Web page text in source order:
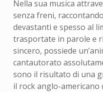
Nella sua musica
senza freni,
devastanti e spesso al
trasportate in parole e
sincero, possiede
cantautorato
sono il risultato di una
il rock anglo-americano